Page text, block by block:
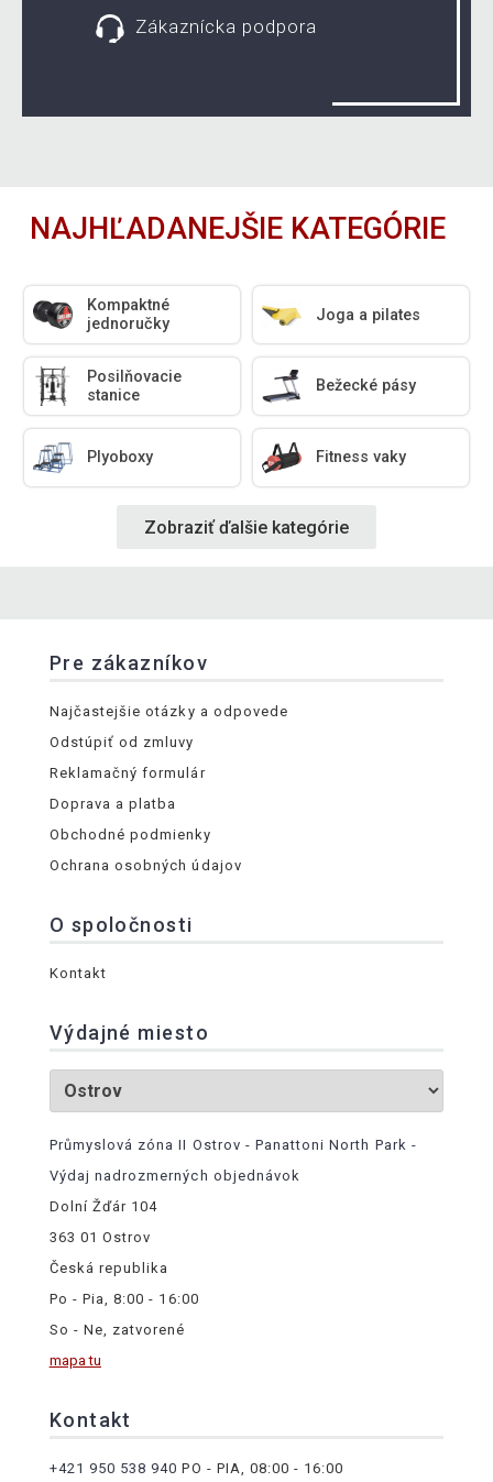
Zákaznícka podpora
NAJHĽADANEJŠIE KATEGÓRIE
Kompaktné
jednoručky
Joga a pilates
Posilňovacie
stanice
Bežecké pásy
Plyoboxy Fitness vaky
Zobraziť ďalšie kategórie
Pre zákazníkov
Najčastejšie otázky a odpovede
Odstúpiť od zmluvy
Reklamačný formulár
Doprava a platba
Obchodné podmienky
Ochrana osobných údajov
O spoločnosti
Kontakt
Výdajné miesto
Průmyslová zóna II Ostrov - Panattoni North Park -
Výdaj nadrozmerných objednávok
Dolní Žďár 104
363 01 Ostrov
Česká republika
Po - Pia, 8:00 - 16:00
So - Ne, zatvorené
mapa tu
Kontakt
+421 950 538 940 PO - PIA, 08:00 - 16:00